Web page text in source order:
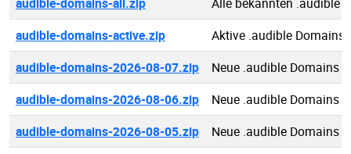
audible-domains-active.zip
Aktive .audible Domains
audible-domains-2026-08-07.zip
Neue .audible Domains
audible-domains-2026-08-06.zip
Neue .audible Domains
audible-domains-2026-08-05.zip
Neue .audible Domains